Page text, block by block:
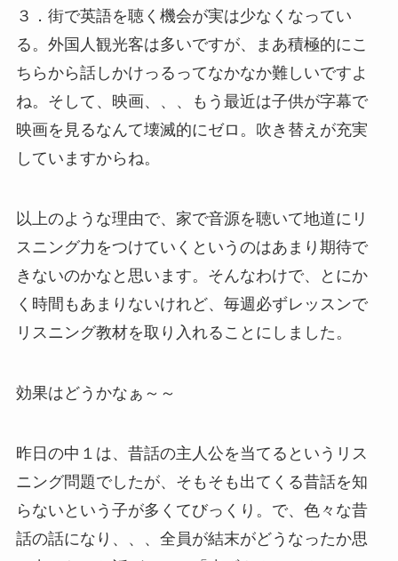
３．街で英語を聴く機会が実は少なくなってい
る。外国人観光客は多いですが、まあ積極的にこ
ちらから話しかけっるってなかなか難しいですよ
ね。そして、映画、、、もう最近は子供が字幕で
映画を見るなんて壊滅的にゼロ。吹き替えが充実
していますからね。
以上のような理由で、家で音源を聴いて地道にリ
スニング力をつけていくというのはあまり期待で
きないのかなと思います。そんなわけで、とにか
く時間もあまりないけれど、毎週必ずレッスンで
リスニング教材を取り入れることにしました。
効果はどうかなぁ～～
昨日の中１は、昔話の主人公を当てるというリス
ニング問題でしたが、そもそも出てくる昔話を知
らないという子が多くてびっくり。で、色々な昔
話の話になり、、、全員が結末がどうなったか思